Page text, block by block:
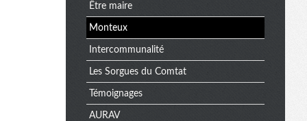
n
u
Être maire
Monteux
Intercommunalité
Les Sorgues du Comtat
Témoignages
AURAV